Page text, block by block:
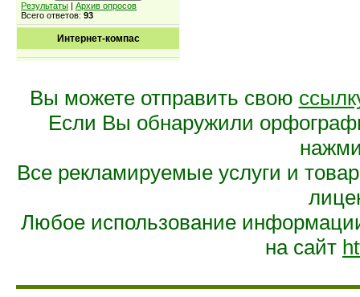
Результаты | Архив опросов
Всего ответов: 93
Интернет-компас
Вы можете отправить свою
Если Вы обнаружили
Все рекламируемые услуги и
Любое использование
на сайт